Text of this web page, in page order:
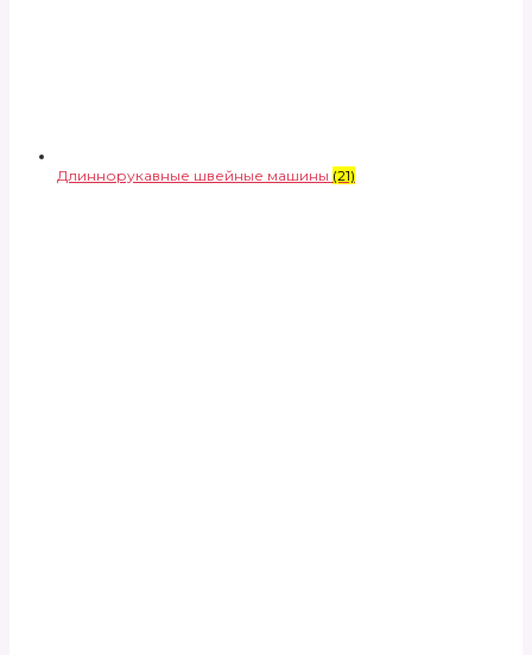
Длиннорукавные швейные машины (21)